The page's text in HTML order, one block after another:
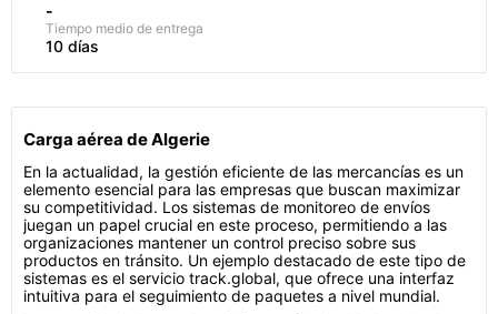
-
Tiempo medio de entrega
10 días
Carga aérea de Algerie
En la actualidad, la gestión eficiente de las mercancías es un
elemento esencial para las empresas que buscan maximizar
su competitividad. Los sistemas de monitoreo de envíos
juegan un papel crucial en este proceso, permitiendo a las
organizaciones mantener un control preciso sobre sus
productos en tránsito. Un ejemplo destacado de este tipo de
sistemas es el servicio track.global, que ofrece una interfaz
intuitiva para el seguimiento de paquetes a nivel mundial.